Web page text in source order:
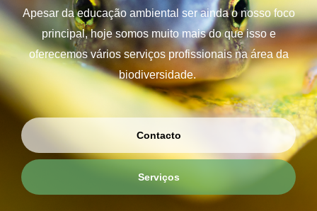
Apesar da educação ambiental ser ainda o nosso foco
principal, hoje somos muito mais do que isso e
oferecemos vários serviços profissionais na área da
biodiversidade.
Contacto
Serviços